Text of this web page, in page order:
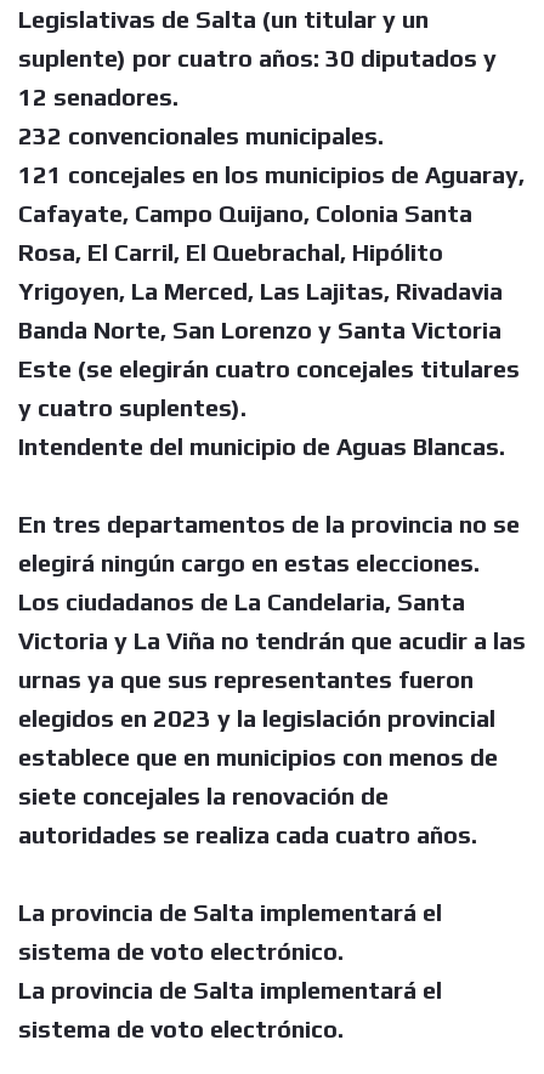
Legislativas de Salta (un titular y un
suplente) por cuatro años: 30 diputados y
12 senadores.
232 convencionales municipales.
121 concejales en los municipios de Aguaray,
Cafayate, Campo Quijano, Colonia Santa
Rosa, El Carril, El Quebrachal, Hipólito
Yrigoyen, La Merced, Las Lajitas, Rivadavia
Banda Norte, San Lorenzo y Santa Victoria
Este (se elegirán cuatro concejales titulares
y cuatro suplentes).
Intendente del municipio de Aguas Blancas.
En tres departamentos de la provincia no se
elegirá ningún cargo en estas elecciones.
Los ciudadanos de La Candelaria, Santa
Victoria y La Viña no tendrán que acudir a las
urnas ya que sus representantes fueron
elegidos en 2023 y la legislación provincial
establece que en municipios con menos de
siete concejales la renovación de
autoridades se realiza cada cuatro años.
La provincia de Salta implementará el
sistema de voto electrónico.
La provincia de Salta implementará el
sistema de voto electrónico.